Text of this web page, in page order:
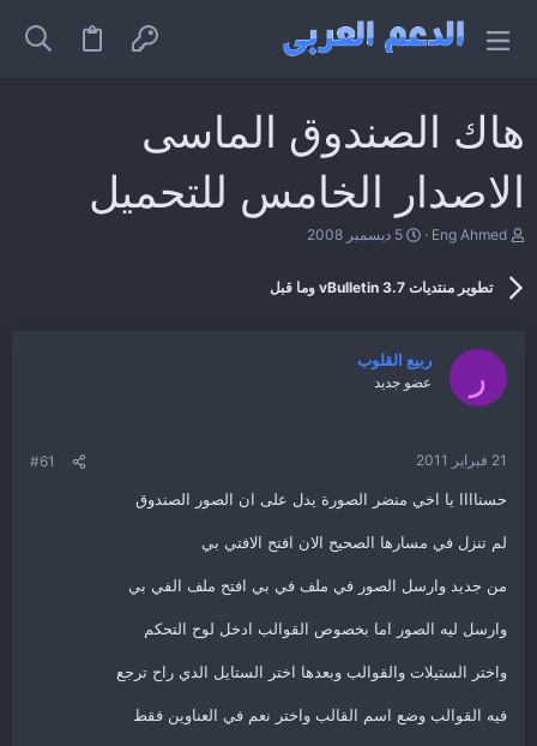
هاك الصندوق الماسى
الاصدار الخامس للتحميل
ب
و
ض
Eng Ahmed
ت
ي
ل
ب
د
5 ديسمبر 2008
تطوير منتديات vBulletin 3.7 وما قبل
ر ربيع القلوب
عضو جديد
21 فبراير 2011 #61
حسناااا يا اخي منضر الصورة يدل على ان الصور الصندوق
لم تنزل في مسارها الصحيح الان افتح الافتي بي
من جديد وارسل الصور في ملف في بي افتح ملف الفي بي
وارسل ليه الصور اما بخصوص القوالب ادخل لوح التحكم
واختر الستيلات والقوالب وبعدها اختر الستايل الدي راح ترجع
فيه القوالب وضع اسم القالب واختر نعم في العناوين فقط